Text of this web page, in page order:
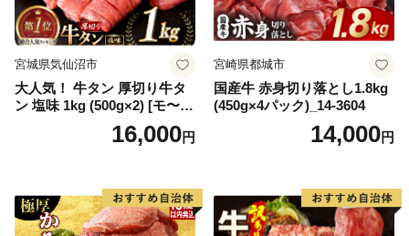
宮城県気仙沼市
大人気！ 牛タン 厚切り牛タ
ン 塩味 1kg (500g×2) [モ〜ラ
ンド 宮城県 気仙沼市 205646
60] 肉 牛肉 精肉 牛たん 牛タ
厚切り タン
16,000円
宮崎県都城市
国産牛 赤身切り落とし1.8kg
(450g×4パック)_14-3604
14,000円